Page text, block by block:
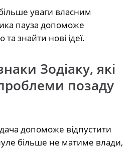
уваги власним
пауза допоможе
та знайти нові ідеї.
Зодіаку, які
позаду
допоможе відпустити
більше не матиме влади,